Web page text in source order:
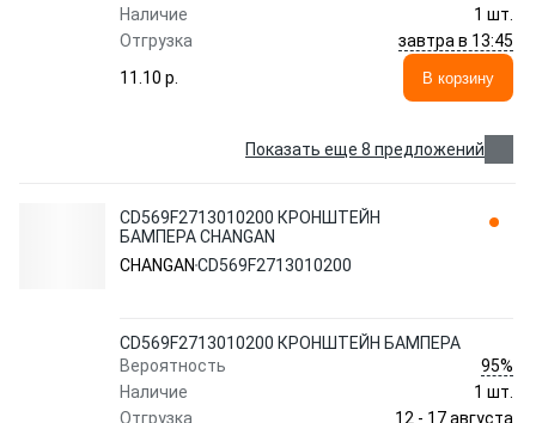
Наличие
1 шт.
Отгрузка
завтра в 13:45
11.10 p.
В корзину
Показать еще 8 предложений
CD569F2713010200 КРОНШТЕЙН
БАМПЕРА CHANGAN
CHANGAN CD569F2713010200
CD569F2713010200 КРОНШТЕЙН БАМПЕРА
Вероятность
95%
Наличие
1 шт.
Отгрузка
12 - 17 августа